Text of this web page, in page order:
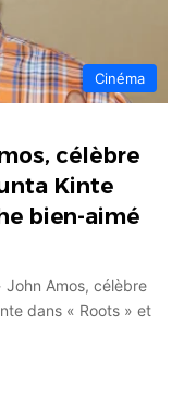
Cinéma
célèbre
Kinte
bien-aimé
John Amos, célèbre
dans « Roots » et